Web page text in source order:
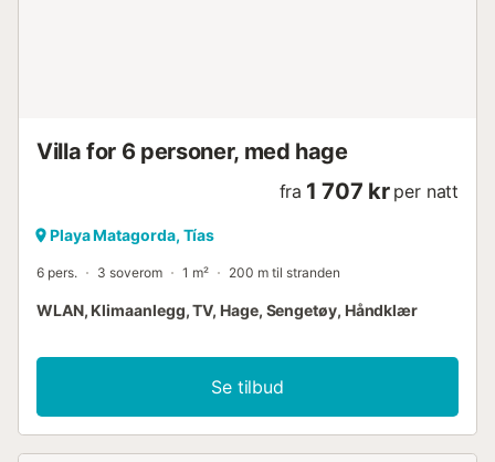
Villa for 6 personer, med hage
fra 1 707 kr per natt
Playa Matagorda, Tías
6 pers. 3 soverom 1 m² 200 m til stranden
WLAN, Klimaanlegg, TV, Hage, Sengetøy, Håndklær
Se tilbud